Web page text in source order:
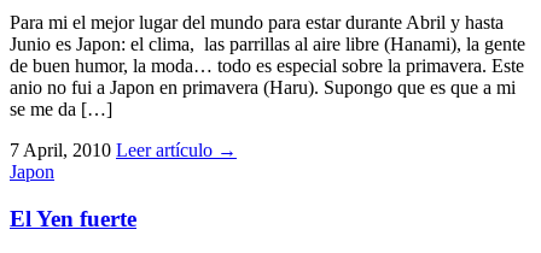
Para mi el mejor lugar del mundo para estar durante Abril y hasta
Junio es Japon: el clima, las parrillas al aire libre (Hanami), la gente
de buen humor, la moda… todo es especial sobre la primavera. Este
anio no fui a Japon en primavera (Haru). Supongo que es que a mi
se me da […]
7 April, 2010 Leer artículo →
Japon
El Yen fuerte